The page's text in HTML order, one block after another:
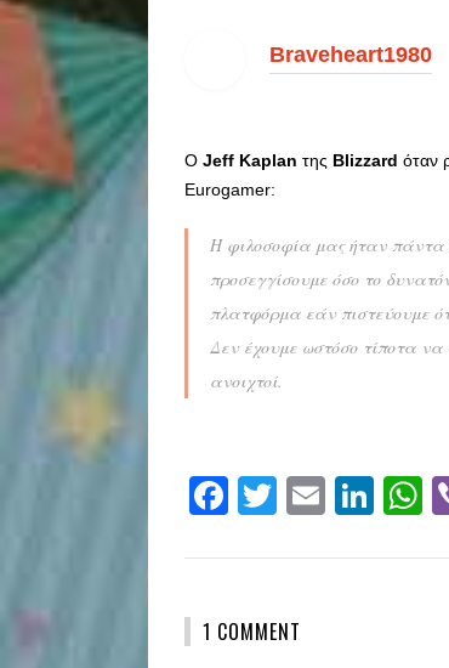
Braveheart1980
Ο Jeff Kaplan της Blizzard όταν
Eurogamer:
Η φιλοσοφία μας ήταν πάντα
προσεγγίσουμε όσο το
πλατφόρμα εάν πιστεύουμε
Δεν έχουμε ωστόσο τίποτα
ανοιχτοί.
Facebook
Twitter
Email
1 COMMENT